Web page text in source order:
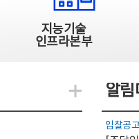
지능기술
인프라본부
지식관련 더보
알
입찰공